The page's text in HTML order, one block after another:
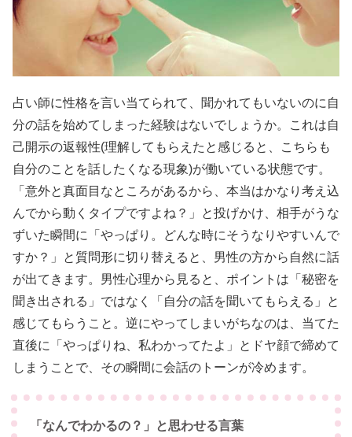
占い師に性格を言い当てられて、聞かれてもいないのに自
分の話を始めてしまった経験はないでしょうか。これは自
己開示の返報性(理解してもらえたと感じると、こちらも
自分のことを話したくなる現象)が働いている状態です。
「意外と真面目なところがあるから、本当はかなり考え込
んでから動くタイプですよね？」と投げかけ、相手がうな
ずいた瞬間に「やっぱり。どんな時にそうなりやすいんで
すか？」と質問形に切り替えると、男性の方から自然に話
が出てきます。男性心理から見ると、ポイントは「秘密を
聞き出される」ではなく「自分の話を聞いてもらえる」と
感じてもらうこと。逆にやってしまいがちなのは、当てた
直後に「やっぱりね、私わかってたよ」とドヤ顔で締めて
しまうことで、その瞬間に会話のトーンが冷めます。
「なんでわかるの？」と思わせる言葉